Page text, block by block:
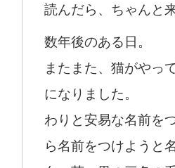
読んだら、ちゃんと
数年後のある日。
またまた、猫がやっ
になりました。
わりと安易な名前を
ら名前をつけようと